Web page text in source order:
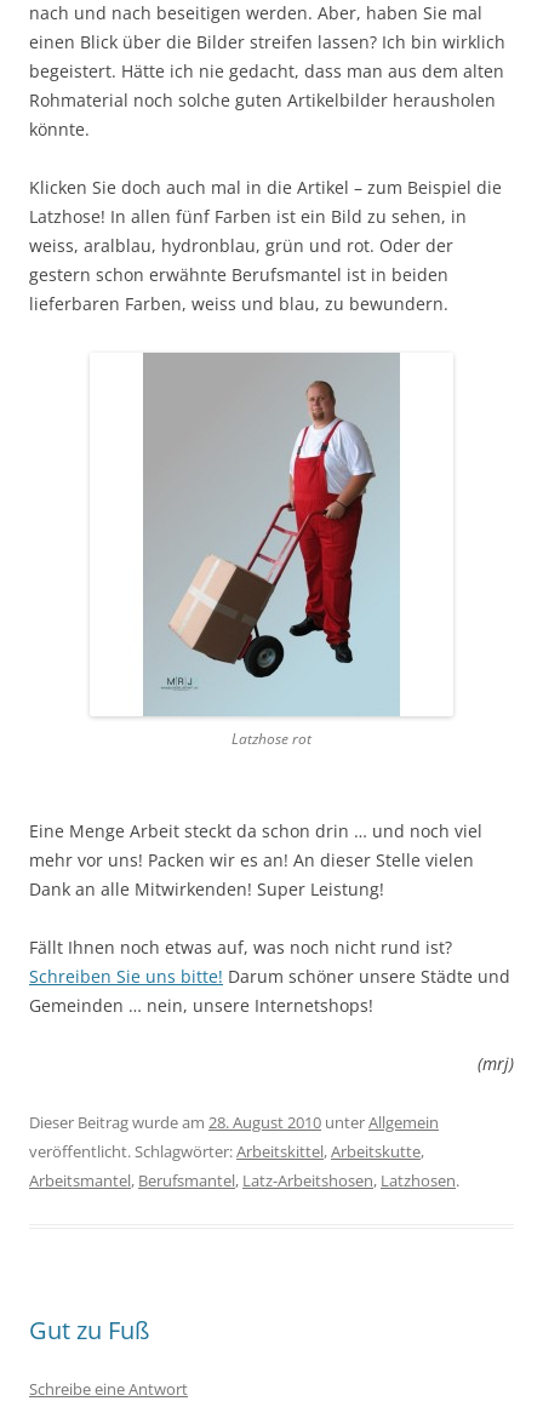
nach und nach beseitigen werden. Aber, haben Sie mal
einen Blick über die Bilder streifen lassen? Ich bin wirklich
begeistert. Hätte ich nie gedacht, dass man aus dem alten
Rohmaterial noch solche guten Artikelbilder herausholen
könnte.
Klicken Sie doch auch mal in die Artikel – zum Beispiel die
Latzhose! In allen fünf Farben ist ein Bild zu sehen, in
weiss, aralblau, hydronblau, grün und rot. Oder der
gestern schon erwähnte Berufsmantel ist in beiden
lieferbaren Farben, weiss und blau, zu bewundern.
Latzhose rot
Eine Menge Arbeit steckt da schon drin … und noch viel
mehr vor uns! Packen wir es an! An dieser Stelle vielen
Dank an alle Mitwirkenden! Super Leistung!
Fällt Ihnen noch etwas auf, was noch nicht rund ist?
Schreiben Sie uns bitte! Darum schöner unsere Städte und
Gemeinden … nein, unsere Internetshops!
(mrj)
Dieser Beitrag wurde am 28. August 2010 unterAllgemein
veröffentlicht. Schlagwörter:Arbeitskittel,Arbeitskutte,
Arbeitsmantel, Berufsmantel, Latz-Arbeitshosen, Latzhosen.
Gut zu Fuß
Schreibe eine Antwort